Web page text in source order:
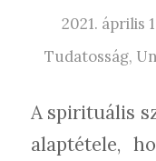
2021. április
Tudatosság,
A spirituális
alaptétele,